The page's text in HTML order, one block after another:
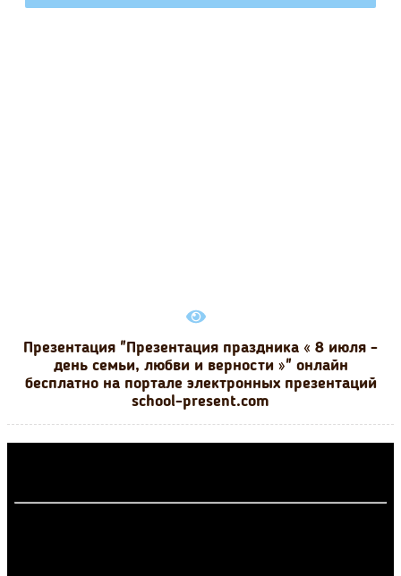
Презентация "Презентация праздника « 8 июля -
день семьи, любви и верности »" онлайн
бесплатно на портале электронных презентаций
school-present.com